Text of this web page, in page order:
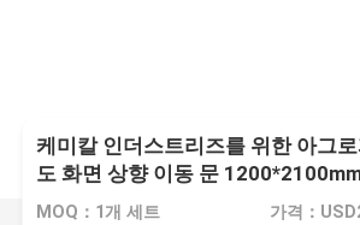
케미칼 인더스트리즈를 위한 아그
도 화면 상향 이동 문
MOQ：1개 세트 가격：